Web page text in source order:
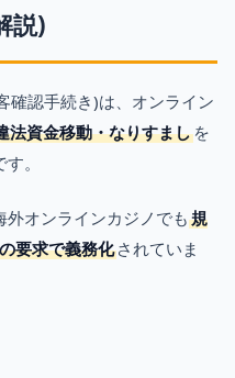
説)
確認手続き)は、オンライン
法資金移動・なりすまし を
。
オンラインカジノでも 規
要求で義務化 されていま